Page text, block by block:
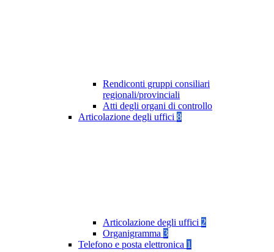
Rendiconti gruppi consiliari
regionali/provinciali
Atti degli organi di controllo
Articolazione degli uffici 8
Articolazione degli uffici 2
Organigramma 3
Telefono e posta elettronica 1